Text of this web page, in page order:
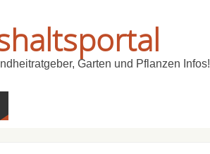
Garten und Pflanzen Infos!